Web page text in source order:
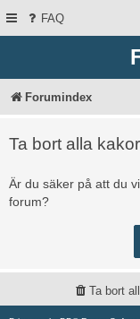
FAQ
Forumindex
Ta bort alla kakor
Är du säker på att du
forum?
Ta bort